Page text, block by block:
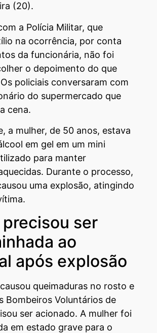
(20).
a Polícia Militar, que
na ocorrência, por conta
da funcionária, não foi
o depoimento do que
policiais conversaram com
do supermercado que
cena.
a mulher, de 50 anos, estava
em gel em um mini
para manter
Durante o processo,
uma explosão, atingindo
ser
ao
após explosão
queimaduras no rosto e
Bombeiros Voluntários de
ser acionado. A mulher foi
em estado grave para o